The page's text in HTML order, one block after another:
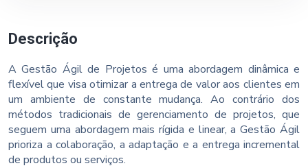
Descrição
A Gestão Ágil de Projetos é uma abordagem dinâmica e
flexível que visa otimizar a entrega de valor aos clientes em
um ambiente de constante mudança. Ao contrário dos
métodos tradicionais de gerenciamento de projetos, que
seguem uma abordagem mais rígida e linear, a Gestão Ágil
prioriza a colaboração, a adaptação e a entrega incremental
de produtos ou serviços.